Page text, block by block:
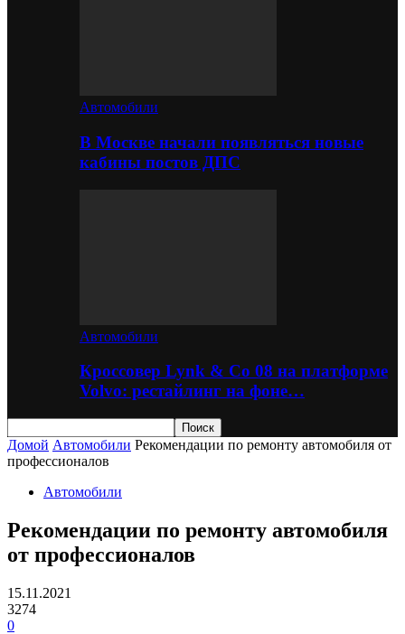
Автомобили
В Москве начали появляться новые
кабины постов ДПС
Автомобили
Кроссовер Lynk & Co 08 на платформе
Volvo: рестайлинг на фоне…
Домой Автомобили Рекомендации по ремонту автомобиля от
профессионалов
Автомобили
Рекомендации по ремонту автомобиля
от профессионалов
15.11.2021
3274
0